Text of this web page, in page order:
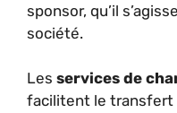
sponsor, qu’il
société.
Les services de
facilitent le transfert